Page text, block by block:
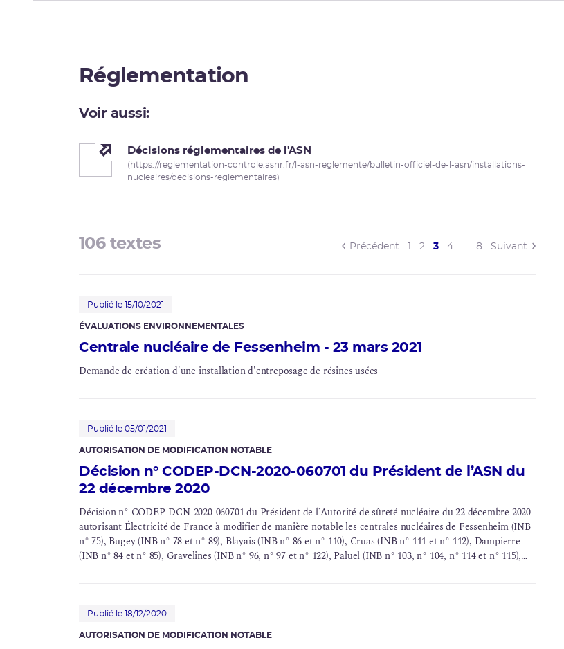
Réglementation
Voir aussi:
Décisions réglementaires de l'ASN
(https://reglementation-controle.asnr.fr/l-asn-reglemente/bulletin-officiel-de-l-asn/installations-
nucleaires/decisions-reglementaires)
106 textes Précédent 2 3(current)
4 … 8 Suivant
Publié le 15/10/2021
ÉVALUATIONS ENVIRONNEMENTALES
Centrale nucléaire de Fessenheim - 23 mars 2021
Demande de création d'une installation d'entreposagede résines usées
Publié le 05/01/2021
AUTORISATION DE MODIFICATION NOTABLE
Décision n° CODEP-DCN-2020-060701 du Président de l’ASN du
22 décembre 2020
Décision n° CODEP-DCN-2020-060701 du Président de l’Autorité desûreté nucléaire du 22 décembre 2020
autorisant Électricité de France à modifier de manière notable les centrales nucléaires de Fessenheim (INB
n° 75), Bugey (INB n° 78 et n° 89), Blayais (INB n° 86 et n° 110), Cruas (INB n° 111 et n° 112), Dampierre
(INB n° 84 et n° 85), Gravelines (INB n° 96, n° 97 et n° 122), Paluel (INB n° 103, n° 104, n° 114 et n° 115),
Publié le 18/12/2020
AUTORISATION DE MODIFICATION NOTABLE